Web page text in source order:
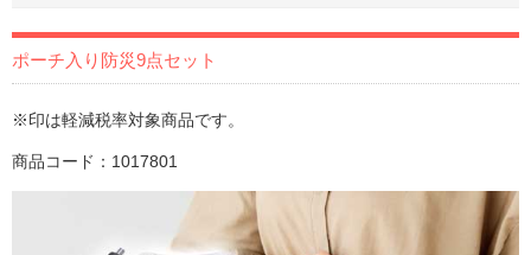
ポーチ入り防災9点セット
※印は軽減税率対象商品です。
商品コード：1017801